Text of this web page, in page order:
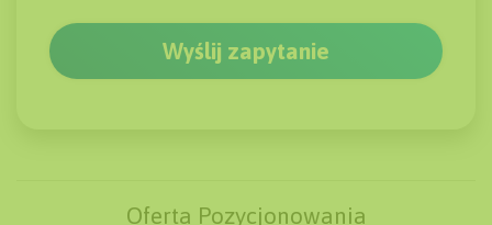
Oferta Pozycjonowania